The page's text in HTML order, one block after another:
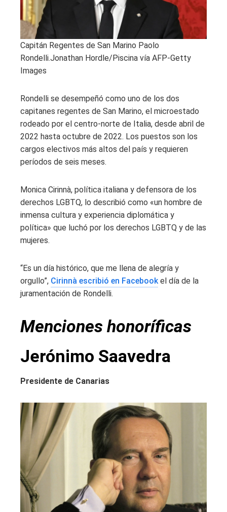
Capitán Regentes de San Marino Paolo
Rondelli.Jonathan Hordle/Piscina vía AFP-Getty
Images
Rondelli se desempeñó como uno de los dos
capitanes regentes de San Marino, el microestado
rodeado por el centro-norte de Italia, desde abril de
2022 hasta octubre de 2022. Los puestos son los
cargos electivos más altos del país y requieren
períodos de seis meses.
Monica Cirinnà, política italiana y defensora de los
derechos LGBTQ, lo describió como «un hombre de
inmensa cultura y experiencia diplomática y
política» que luchó por los derechos LGBTQ y de las
mujeres.
“Es un día histórico, que me llena de alegría y
orgullo”, Cirinnà escribió en Facebookel día de la
juramentación de Rondelli.
Menciones honoríficas
Jerónimo Saavedra
Presidente de Canarias